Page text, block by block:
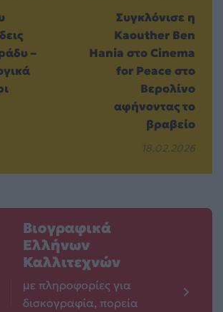
–
Συγκλόνισε η
Kaouther Ben
Hania στο Cinema
for Peace στο
Βερολίνο
αφήνοντας το
βραβείο
18.02.2026
Βιογραφικά
Ελλήνων
Καλλιτεχνών
με πληροφορίες για
δισκογραφία, πορεία